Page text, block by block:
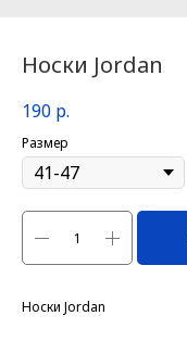
Носки Jordan
190 р.
Размер
Носки Jordan